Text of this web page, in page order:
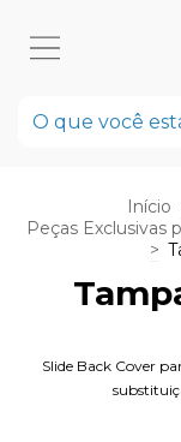
Início
Peças Exclusivas
>
Slide Back Cover